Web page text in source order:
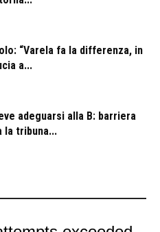
“Varela fa la differenza, in
a...
adeguarsi alla B: barriera
la tribuna...